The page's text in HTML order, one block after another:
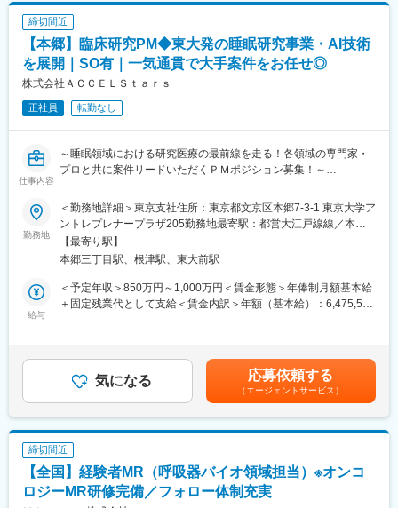
適切なフォローを実施するために約300人のMR数を保って運営し
ており、プロジェクト終了の数か月前から面談を実施しているた
め、隙間なくアサインすることができますのでMRの成長機会を奪
うことは決してございません。適切なフォローが顧客である製薬
企業からの満足にもつながり、業界内でも評価されています。
■親身なフォロー体制とキャリアを築ける評価制度
CSOは本部のバックアップ体制が何より重要です。1人のプロジ
ェクトマネージャーが管理するMRは約20名程度であり、相談事
実施しており、日々の業務だけでなく中長期的な視点での相談も
可能です。また、クライアント・社内評価に基いた明確な評価制
■大手製薬企業でも採用～「現場力」を養うための充実した教育体
制と研修コンテンツ～
特定の製剤を持たないCSOだからこそ、当社の教育サポートは単
なる知識の提供だけでなく、MRとしての現場力を培うことに比重
オンコロジー領域等の知識を提供するe-learningはもちろん、専門
領域のKOLへの営業ロールプレイングの機会もあり、生き残るMR
す。
締切間近
【本郷】臨床研究PM◆東大発の睡眠研究事業・AI技術
を展開｜SO有｜一気通貫で大手案件をお任せ◎
株式会社ＡＣＣＥＬＳｔａｒｓ
正社員 転勤なし
仕事内容
～睡眠領域における研究医療の最前線を走る！各領域の専門家・
プロと共に案件リードいただくＰＭポジション募集！～
■会社概要
株式会社ACCELStarsは、東京大学発のメディカル・スリープテ
ック企業として、睡眠を高精度に計測・解析するウェアラブルデ
バイスとAI解析クラウドを基盤に、医療・研究・ヘルスケア領域
の事業を展開しています。研究領域では、睡眠測定に特化したデ
バイスや解析クラウドを用い、研究計画～測定～解析までをワン
ストップで支援するサービスも提供しています。
任のPMとして引き継ぎ、体制強化したいと考えております。
用設計～問い合わせ対応～データ管理～解析実行～クロージング
（契約/請求）までを一気通貫で推進いただきます。
本ポジションは「研究者」ではなく、
・社内（データサイエンス／開発／オペレーション）
勤務地
＜勤務地詳細＞東京支社住所：東京都文京区本郷7-3-1 東京大学ア
ントレプレナープラザ205勤務地最寄駅：都営大江戸線線／本郷
三丁目駅受動喫煙対策：屋内全面禁煙変更の範囲：会社の定める
事業所（リモートワーク含む）
【最寄り駅】
本郷三丁目駅、根津駅、東大前駅
給与
＜予定年収＞850万円～1,000万円＜賃金形態＞年俸制月額基本給
＋固定残業代として支給＜賃金内訳＞年額（基本給）：6,475,596
＜昇給有無＞有＜残業手当＞有＜給与補足＞給与改定：年1回スト
ックオプション付与：都度（昨年実績 有）賃金はあくまでも目
安の金額であり、選考を通じて上下する可能性があります。月給
(月額)は固定手当を含めた表記です。
気になる 応募依頼する
（エージェントサービス）
締切間近
【全国】経験者MR（呼吸器バイオ領域担当）※オンコ
ロジーMR研修完備／フォロー体制充実